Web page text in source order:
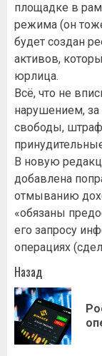
площадке в
режима (он
будет создан
активов,
юрлица.
Всё, что не
нарушением, за
свободы,
В новую
добавлена
отмыванию
«обязаны
его запросу
операциях
Навигация
записи
Назад